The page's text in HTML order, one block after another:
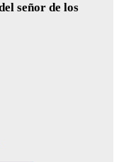
señor de los